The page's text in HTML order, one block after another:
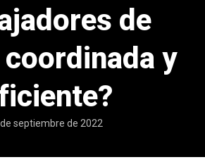
de
y
septiembre de 2022